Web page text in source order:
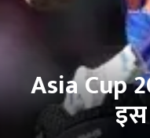
Asia Cup
इस